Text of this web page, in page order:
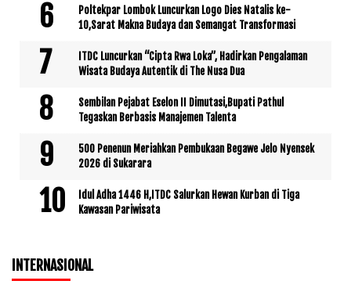
Poltekpar Lombok Luncurkan Logo Dies Natalis ke-
10,Sarat Makna Budaya dan Semangat Transformasi
ITDC Luncurkan “Cipta Rwa Loka”, Hadirkan Pengalaman
Wisata Budaya Autentik di The Nusa Dua
Sembilan Pejabat Eselon II Dimutasi,Bupati Pathul
Tegaskan Berbasis Manajemen Talenta
500 Penenun Meriahkan Pembukaan Begawe Jelo Nyensek
2026 di Sukarara
Idul Adha 1446 H,ITDC Salurkan Hewan Kurban di Tiga
Kawasan Pariwisata
INTERNASIONAL